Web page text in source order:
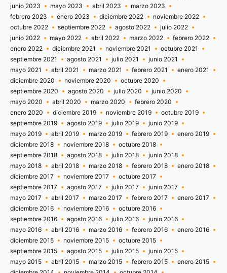
junio 2023
mayo 2023 abril 2023
marzo 2023
febrero 2023
enero 2023 diciembre 2022
noviembre 2022
octubre 2022
septiembre 2022 agosto 2022
julio 2022
junio 2022
mayo 2022 abril 2022 marzo 2022
febrero 2022
enero 2022
diciembre 2021 noviembre 2021
octubre 2021
septiembre 2021
agosto 2021 julio 2021
junio 2021
mayo 2021
abril 2021 marzo 2021 febrero 2021
enero 2021
diciembre 2020
noviembre 2020
octubre 2020
septiembre 2020
agosto 2020 julio 2020
junio 2020
mayo 2020
abril 2020 marzo 2020
febrero 2020
enero 2020
diciembre 2019 noviembre 2019
octubre 2019
septiembre 2019
agosto 2019 julio 2019
junio 2019
mayo 2019
abril 2019 marzo 2019 febrero 2019
enero 2019
diciembre 2018
noviembre 2018
octubre 2018
septiembre 2018
agosto 2018 julio 2018
junio 2018
mayo 2018
abril 2018 marzo 2018 febrero 2018
enero 2018
diciembre 2017
noviembre 2017
octubre 2017
septiembre 2017
agosto 2017 julio 2017
junio 2017
mayo 2017
abril 2017 marzo 2017 febrero 2017
enero 2017
diciembre 2016
noviembre 2016
octubre 2016
septiembre 2016
agosto 2016 julio 2016
junio 2016
mayo 2016
abril 2016 marzo 2016 febrero 2016
enero 2016
diciembre 2015
noviembre 2015
octubre 2015
septiembre 2015
agosto 2015 julio 2015
junio 2015
mayo 2015
abril 2015 marzo 2015 febrero 2015
enero 2015